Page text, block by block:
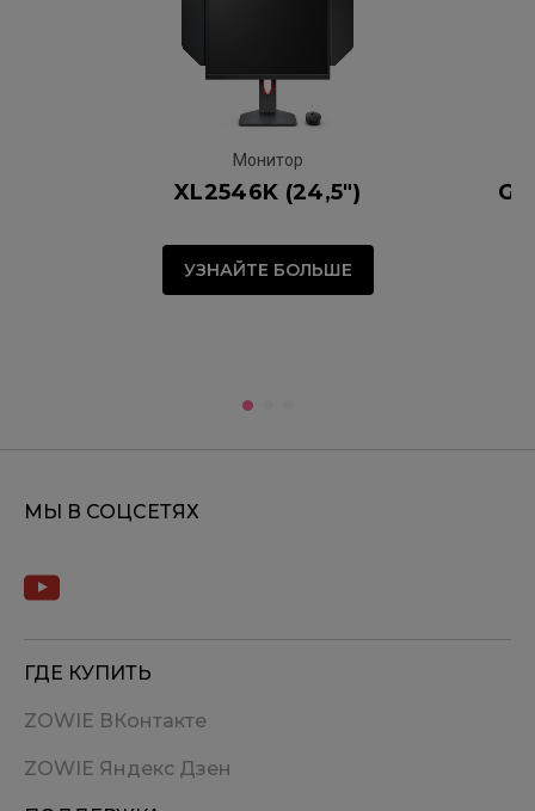
Монитор
XL2546K (24,5")
УЗНАЙТЕ БОЛЬШЕ
МЫ В СОЦСЕТЯХ
ГДЕ КУПИТЬ
ZOWIE ВКонтакте
ZOWIE Яндекс Дзен